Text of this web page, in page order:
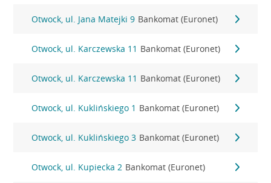
Otwock, ul. Jana Matejki 9 Bankomat (Euronet)
Otwock, ul. Karczewska 11 Bankomat (Euronet)
Otwock, ul. Karczewska 11 Bankomat (Euronet)
Otwock, ul. Kuklińskiego 1 Bankomat (Euronet)
Otwock, ul. Kuklińskiego 3 Bankomat (Euronet)
Otwock, ul. Kupiecka 2 Bankomat (Euronet)